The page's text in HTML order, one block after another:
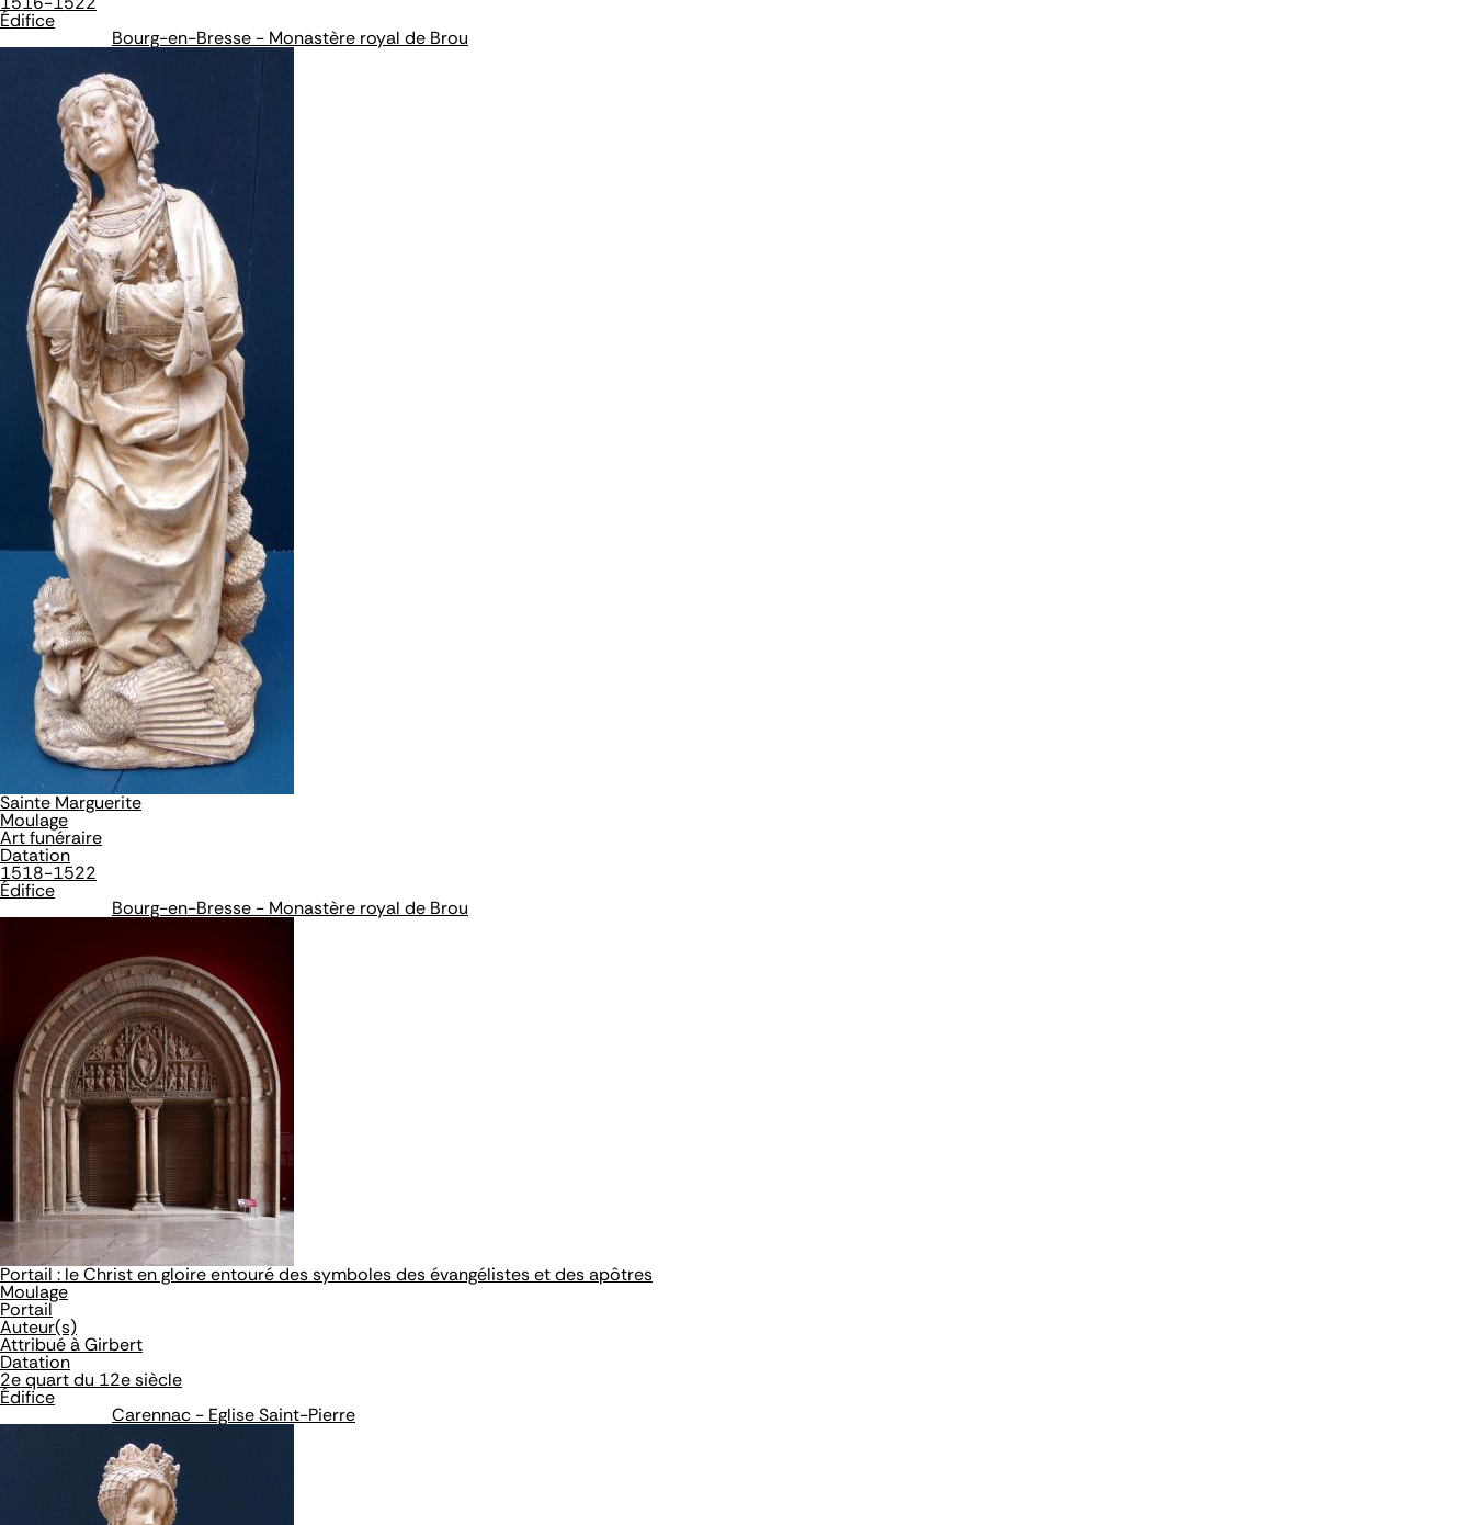
Édifice
Bourg-en-Bresse - Monastère royal de Brou
Sainte Marguerite
Moulage
Art funéraire
Datation
1518-1522
Édifice
Bourg-en-Bresse - Monastère royal de Brou
Portail : le Christ en gloire entouré des symboles des évangélistes et des apôtres
Moulage
Portail
Auteur(s)
Attribué à Girbert
Datation
2e quart du 12e siècle
Édifice
Carennac - Eglise Saint-Pierre